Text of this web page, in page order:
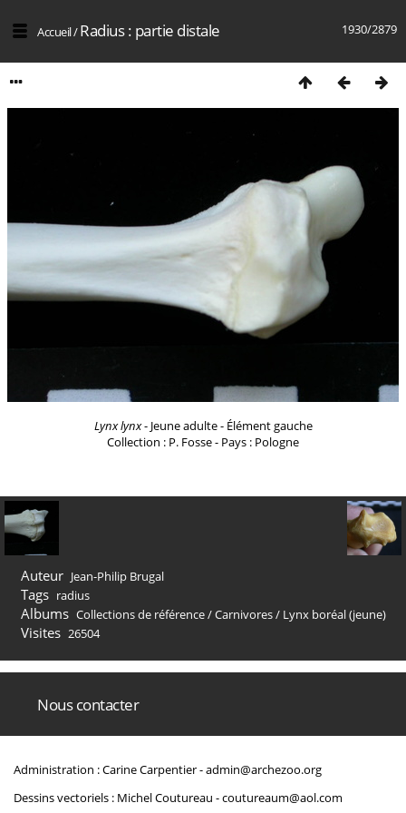
1930/2879
Accueil/Radius : partie distale
Lynx lynx- Jeune adulte - Élément gauche
Collection : P. Fosse - Pays : Pologne
Auteur Jean-Philip Brugal
Tags radius
Albums Collections de référence/Carnivores/ Lynx boréal (jeune)
Visites 26504
Nous contacter
Administration : Carine Carpentier -admin@archezoo.org
Dessins vectoriels : Michel Coutureau -coutureaum@aol.com